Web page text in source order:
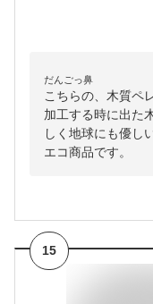
だんごっ鼻
こちらの、木質ペ
加工する時に出た
しく地球にも優し
エコ商品です。
15